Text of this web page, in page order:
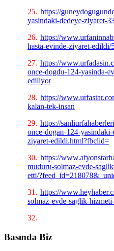
25. https://
yasindaki-dedeye-ziyaret-
26. https://
hasta-evinde-ziyaret-edildi/
27. https://
once-dogdu-124-yasinda-
ediliyor
28. https://
kalan-tek-insan
29. https://
once-dogan-124-
ziyaret-edildi.html?fbclid=
30. https://
muduru-solmaz-evde-
etti/
31. https://
solmaz-evde-saglik-
32.
Basında Biz